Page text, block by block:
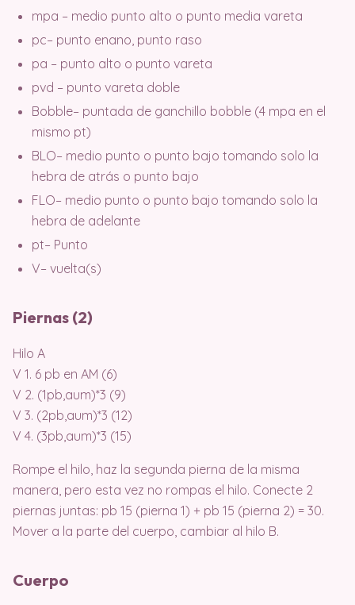
mpa – medio punto alto o punto media vareta
pc– punto enano, punto raso
pa – punto alto o punto vareta
pvd – punto vareta doble
Bobble– puntada de ganchillo bobble (4 mpa en el
mismo pt)
BLO– medio punto o punto bajo tomando solo la
hebra de atrás o punto bajo
FLO– medio punto o punto bajo tomando solo la
hebra de adelante
pt– Punto
V– vuelta(s)
Piernas (2)
Hilo A
V 1. 6 pb en AM (6)
V 2. (1pb,aum)*3 (9)
V 3. (2pb,aum)*3 (12)
V 4. (3pb,aum)*3 (15)
Rompe el hilo, haz la segunda pierna de la misma
manera, pero esta vez no rompas el hilo. Conecte 2
piernas juntas: pb 15 (pierna 1) + pb 15 (pierna 2) = 30.
Mover a la parte del cuerpo, cambiar al hilo B.
Cuerpo